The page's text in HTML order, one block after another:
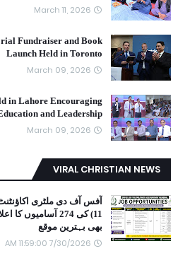
March 11, 2026
Fundraiser and Book
Launch Held in Toronto
March 09, 2026
in Lahore Encouraging
and Leadership
March 09, 2026
VIRAL CHRISTIAN NEWS
11) کی 274
بھی بہترین موقع
7/30/2026 11:59:00 AM